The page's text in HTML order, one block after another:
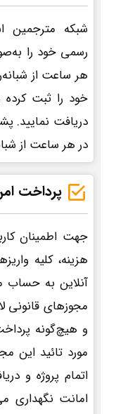
شبکه مترجمین
هر ساعت از
خود را ثبت
دریافت نمایید.
در هر ساعت از
پرداخت
جهت اطمینان
هزینه، کلیه
آنلاین به حساب
مجوزهای قانونی
و هیچ‌گونه
مورد تائید این
اتمام پروژه و
امانت